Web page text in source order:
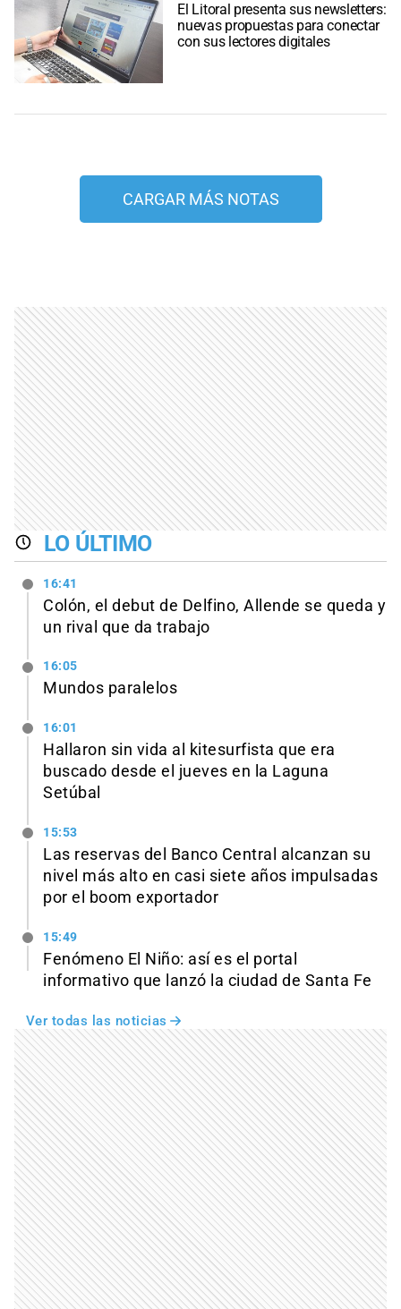
El Litoral presenta sus newsletters:
nuevas propuestas para conectar
con sus lectores digitales
CARGAR MÁS NOTAS
LO ÚLTIMO
16:41
Colón, el debut de Delfino, Allende se queda y
un rival que da trabajo
16:05
Mundos paralelos
16:01
Hallaron sin vida al kitesurfista que era
buscado desde el jueves en la Laguna
Setúbal
15:53
Las reservas del Banco Central alcanzan su
nivel más alto en casi siete años impulsadas
por el boom exportador
15:49
Fenómeno El Niño: así es el portal
informativo que lanzó la ciudad de Santa Fe
Ver todas las noticias